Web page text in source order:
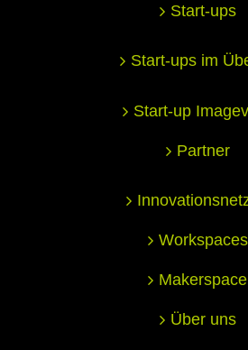
Start-ups
Start-ups im
Start-up
Partner
Workspaces
Makerspace
Über uns